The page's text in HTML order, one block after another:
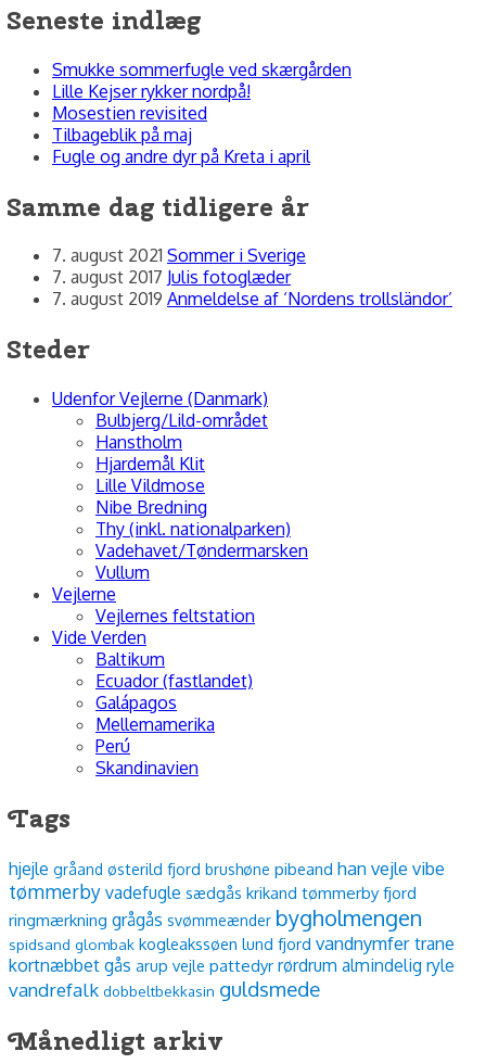
Seneste indlæg
Smukke sommerfugle ved skærgården
Lille Kejser rykker nordpå!
Mosestien revisited
Tilbageblik på maj
Fugle og andre dyr på Kreta i april
Samme dag tidligere år
7. august 2021 Sommer i Sverige
7. august 2017 Julis fotoglæder
7. august 2019 Anmeldelse af ‘Nordens trollsländor’
Steder
Udenfor Vejlerne (Danmark)
Bulbjerg/Lild-området
Hanstholm
Hjardemål Klit
Lille Vildmose
Nibe Bredning
Thy (inkl. nationalparken)
Vadehavet/Tøndermarsken
Vullum
Vejlerne
Vejlernes feltstation
Vide Verden
Baltikum
Ecuador (fastlandet)
Galápagos
Mellemamerika
Perú
Skandinavien
Tags
hjejle gråand østerild fjord brushøne pibeand han vejle vibe
tømmerby vadefugle sædgås krikand tømmerby fjord
ringmærkning grågås svømmeænder bygholmengen
spidsand glombak kogleakssøen lund fjord vandnymfer trane
kortnæbbet gås arup vejle pattedyr rørdrum almindelig ryle
vandrefalk dobbeltbekkasin guldsmede
Månedligt arkiv